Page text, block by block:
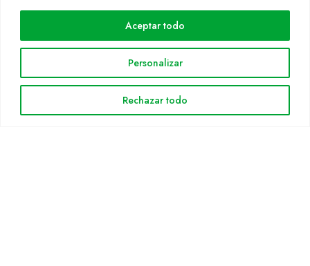
Personalizar
Rechazar todo
Aceptar todo
Árees de treball
Solicitud Catàleg